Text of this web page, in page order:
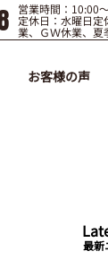
営業時間：10:00
定休日：水曜日
業、ＧＷ休業、夏
お客様の声
最新